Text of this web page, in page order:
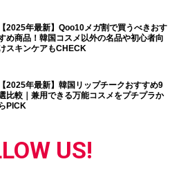
【2025年最新】Qoo10メガ割で買うべきおす
め商品！韓国コスメ以外の名品や初心者向
スキンケアもCHECK
【2025年最新】韓国リップチークおすすめ9
比較｜兼用できる万能コスメをプチプラか
らPICK
US!